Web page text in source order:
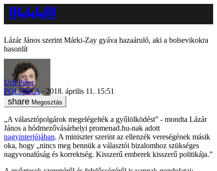
Lázár János szerint Márki-Zay gyáva hazaáruló, aki a bolsevikokra
hasonlít
Urfi Péter
POLITIKA
2018. április 11. 15:51
Megosztás
„A választópolgárok megelégelték a gyűlölködést” - mondta Lázár
János a hódmezővásárhelyi promenad.hu-nak adott
nagyinterjújában. A miniszter szerint az ellenzék vereségének másik
oka, hogy „nincs meg bennük a választói bizalomhoz szükséges
nagyvonalúság és korrektség. Kisszerű emberek kisszerű politikája.”